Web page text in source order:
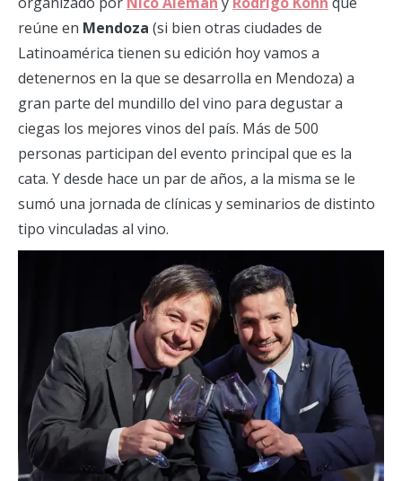
reúne en Mendoza (si bien otras ciudades de
Latinoamérica tienen su edición hoy vamos a
detenernos en la que se desarrolla en Mendoza) a
gran parte del mundillo del vino para degustar a
ciegas los mejores vinos del país. Más de 500
personas participan del evento principal que es la
cata. Y desde hace un par de años, a la misma se le
sumó una jornada de clínicas y seminarios de distinto
tipo vinculadas al vino.